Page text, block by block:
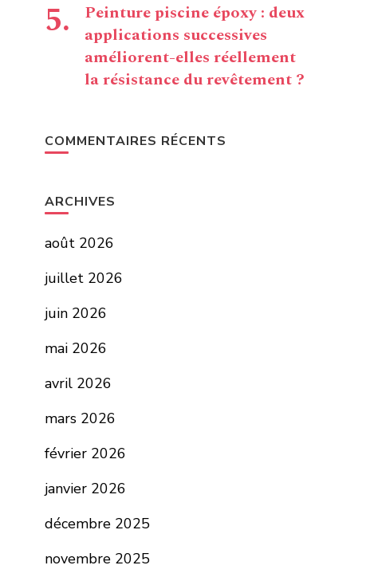
Peinture piscine époxy : deux
applications successives
améliorent-elles réellement
la résistance du revêtement ?
COMMENTAIRES RÉCENTS
ARCHIVES
août 2026
juillet 2026
juin 2026
mai 2026
avril 2026
mars 2026
février 2026
janvier 2026
décembre 2025
novembre 2025